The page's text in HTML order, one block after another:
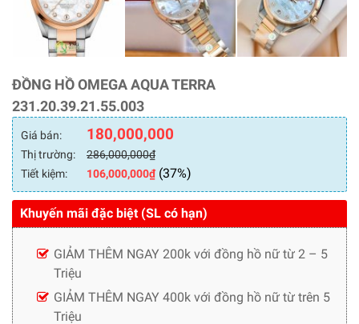
ĐỒNG HỒ OMEGA AQUA TERRA
231.20.39.21.55.003
Giá bán: 180,000,000
Thị trường: 286,000,000₫
Tiết kiệm:
106,000,000₫(37%)
Khuyến mãi đặc biệt (SL có hạn)
GIẢM THÊM NGAY 200k với đồng hồ nữ từ 2 – 5
Triệu
GIẢM THÊM NGAY 400k với đồng hồ nữ từ trên 5
Triệu